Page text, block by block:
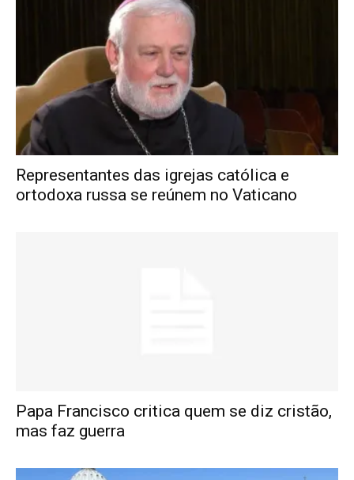
Representantes das igrejas católica e
ortodoxa russa se reúnem no Vaticano
Papa Francisco critica quem se diz cristão,
mas faz guerra